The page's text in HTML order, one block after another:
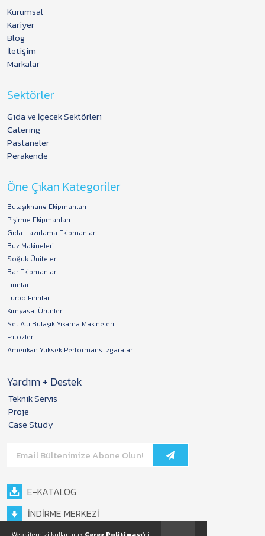
Kurumsal
Kariyer
Blog
İletişim
Markalar
Sektörler
Gıda ve İçecek Sektörleri
Catering
Pastaneler
Perakende
Öne Çıkan Kategoriler
Bulaşıkhane Ekipmanları
Pişirme Ekipmanları
Gıda Hazırlama Ekipmanları
Buz Makineleri
Soğuk Üniteler
Bar Ekipmanları
Fırınlar
Turbo Fırınlar
Kimyasal Ürünler
Set Altı Bulaşık Yıkama Makineleri
Fritözler
Amerikan Yüksek Performans Izgaralar
Yardım + Destek
Teknik Servis
Proje
Case Study
E-KATALOG
İNDİRME MERKEZİ